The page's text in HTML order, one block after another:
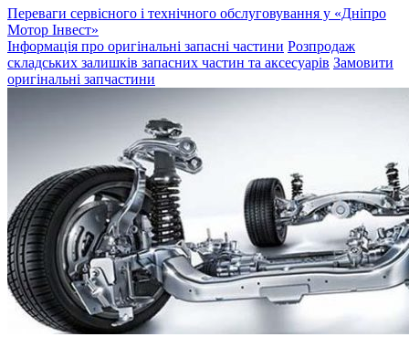
Переваги сервісного і технічного обслуговування у «Дніпро
Мотор Інвест»
Інформація про оригінальні запасні частини Розпродаж
складських залишків запасних частин та аксесуарів Замовити
оригінальні запчастини